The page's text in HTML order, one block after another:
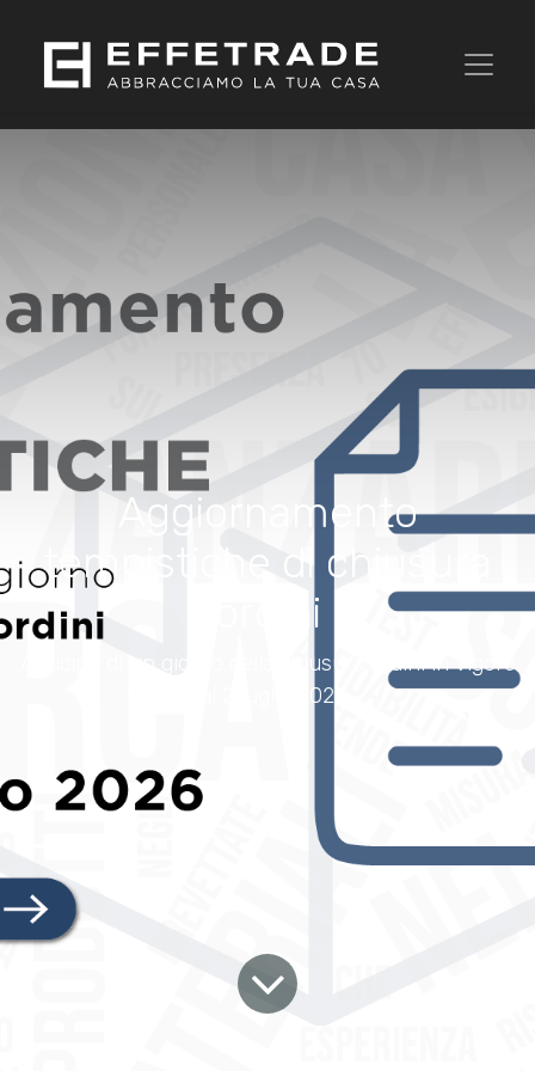
Aggiornamento
tempistiche di chiusura
ordini
Anticipo di un giorno della chiusura ordini in vigore
dal 2 luglio 2026